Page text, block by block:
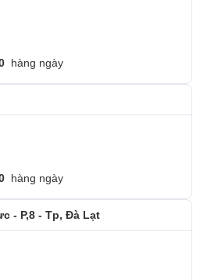
hàng ngày
hàng ngày
- P,8 - Tp, Đà Lạt